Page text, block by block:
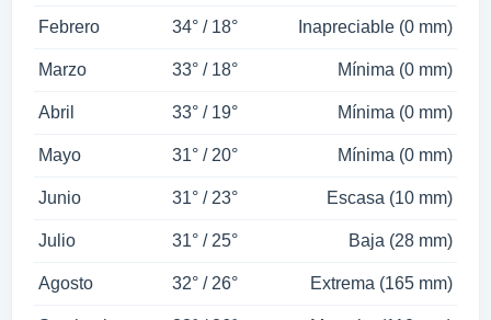
Febrero 34° / 18° Inapreciable (0 mm)
Marzo 33° / 18° Mínima (0 mm)
Abril 33° / 19° Mínima (0 mm)
Mayo 31° / 20° Mínima (0 mm)
Junio 31° / 23° Escasa (10 mm)
Julio 31° / 25° Baja (28 mm)
Agosto 32° / 26° Extrema (165 mm)